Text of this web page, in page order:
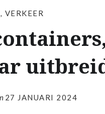
, VERKEER
27 JANUARI 2024